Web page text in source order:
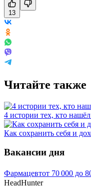
13
Читайте также
4 истории тех, кто
Как сохранить себя и
Вакансии дня
Фармацевтот 70 000 до
HeadHunter